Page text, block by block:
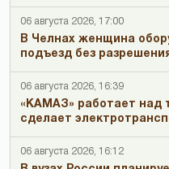
06 августа 2026, 17:00
В Челнах женщина
подъезд без
06 августа 2026, 16:39
«КАМАЗ» работает над
сделает
06 августа 2026, 16:12